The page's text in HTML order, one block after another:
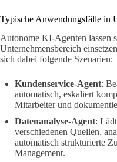
Typische Anwendungsfälle in
Autonome KI-Agenten lassen
Unternehmensbereich
sich dabei folgende Szenarien:
Kundenservice-Agent:
automatisch, eskaliert
Mitarbeiter und
Datenanalyse-Agent:
verschiedenen Quellen,
automatisch strukturierte
Management.